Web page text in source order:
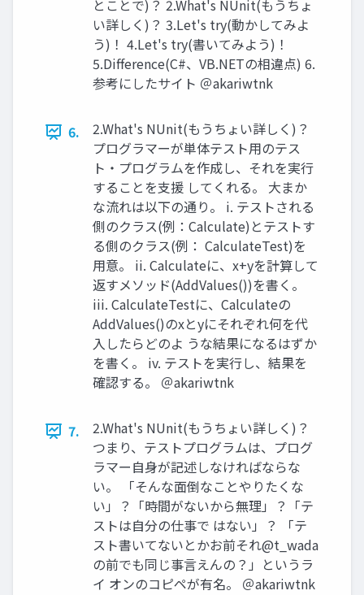
とことで)？ 2.What's NUnit(もうちょ
い詳しく)？ 3.Let's try(動かしてみよ
う)！ 4.Let's try(書いてみよう)！
5.Difference(C#、VB.NETの相違点) 6.
参考にしたサイト ＠akariwtnk
6.
2.What's NUnit(もうちょい詳しく)？
プログラマーが単体テスト⽤のテス
ト・プログラムを作成し、それを実⾏
することを⽀援 してくれる。 ⼤まか
な流れは以下の通り。 i. テストされる
側のクラス(例：Calculate)とテストす
る側のクラス(例： CalculateTest)を
⽤意。 ii. Calculateに、x+yを計算して
返すメソッド(AddValues())を書く。
iii. CalculateTestに、Calculateの
AddValues()のxとyにそれぞれ何を代
⼊したらどのよ うな結果になるはずか
を書く。 iv. テストを実⾏し、結果を
確認する。 ＠akariwtnk
7.
2.What's NUnit(もうちょい詳しく)？
つまり、テストプログラムは、プログ
ラマー⾃⾝が記述しなければならな
い。 「そんな⾯倒なことやりたくな
い」？「時間がないから無理」？「テ
ストは⾃分の仕事で はない」？ 「テ
スト書いてないとかお前それ@t_wada
の前でも同じ事⾔えんの？」というラ
イ オンのコピペが有名。 ＠akariwtnk